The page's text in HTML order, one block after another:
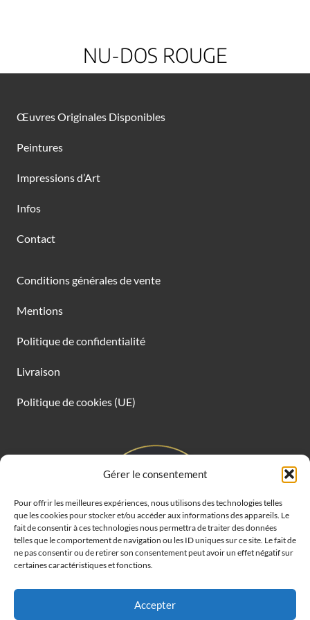
Gérer le consentement
Pour offrir les meilleures expériences, nous utilisons des technologies telles
que les cookies pour stocker et/ou accéder aux informations des appareils. Le
fait de consentir à ces technologies nous permettra de traiter des données
telles que le comportement de navigation ou les ID uniques sur ce site. Le fait de
ne pas consentir ou de retirer son consentement peut avoir un effet négatif sur
certaines caractéristiques et fonctions.
Accepter
NU-DOS ROUGE
Œuvres Originales Disponibles
Peintures
Impressions d’Art
Infos
Contact
Conditions générales de vente
Mentions
Politique de confidentialité
Livraison
Politique de cookies (UE)